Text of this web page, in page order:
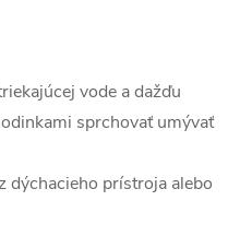
vode a dažďu
sprchovať umývať
prístroja alebo